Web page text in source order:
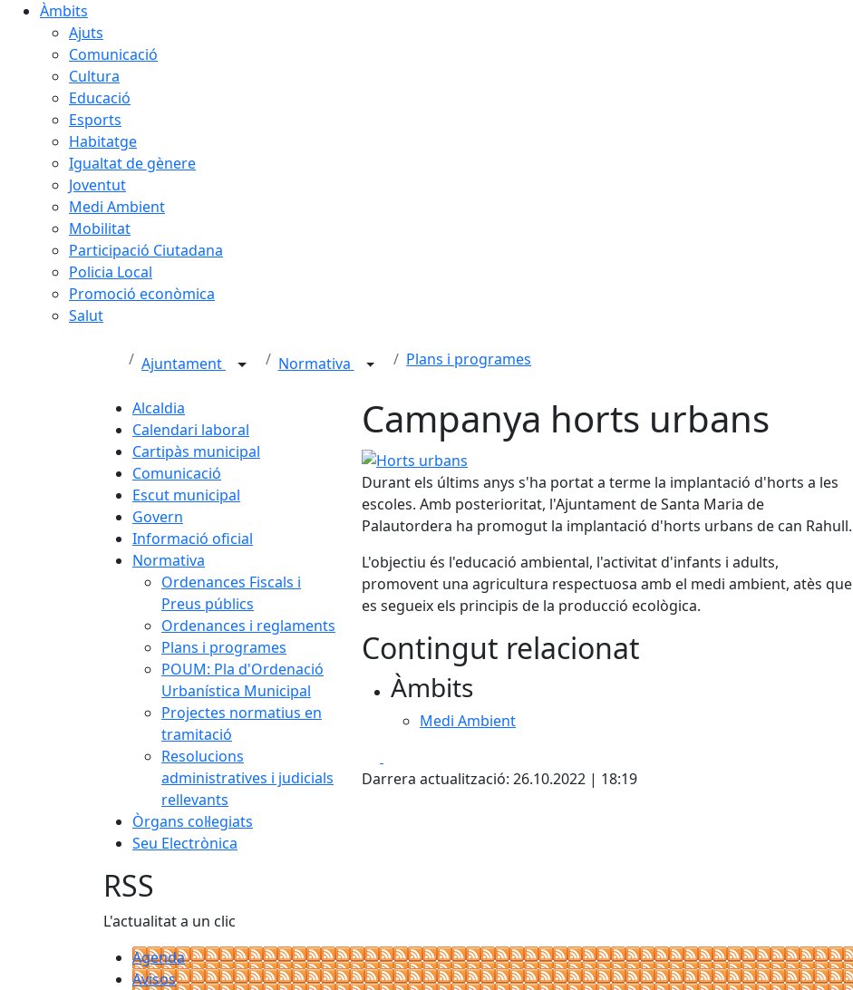
Àmbits
Ajuts
Comunicació
Cultura
Educació
Esports
Habitatge
Igualtat de gènere
Joventut
Medi Ambient
Mobilitat
Participació Ciutadana
Policia Local
Promoció econòmica
Salut
Ajuntament Normativa Plans i programes
Alcaldia
Calendari laboral
Cartipàs municipal
Comunicació
Escut municipal
Govern
Informació oficial
Normativa
Ordenances Fiscals i
Preus públics
Ordenances i reglaments
Plans i programes
POUM: Pla d'Ordenació
Urbanística Municipal
Projectes normatius en
tramitació
Resolucions
administratives i judicials
rellevants
Òrgans col·legiats
Seu Electrònica
Campanya horts urbans
Horts urbans
Durant els últims anys s'ha portat a terme la implantació d'horts a les
escoles. Amb posterioritat, l'Ajuntament de Santa Maria de
Palautordera ha promogut la implantació d'horts urbans de can Rahull.
L'objectiu és l'educació ambiental, l'activitat d'infants i adults,
promovent una agricultura respectuosa amb el medi ambient, atès que
es segueix els principis de la producció ecològica.
Contingut relacionat
Àmbits
Medi Ambient
Darrera actualització: 26.10.2022 | 18:19
RSS
L'actualitat a un clic
Agenda
Avisos